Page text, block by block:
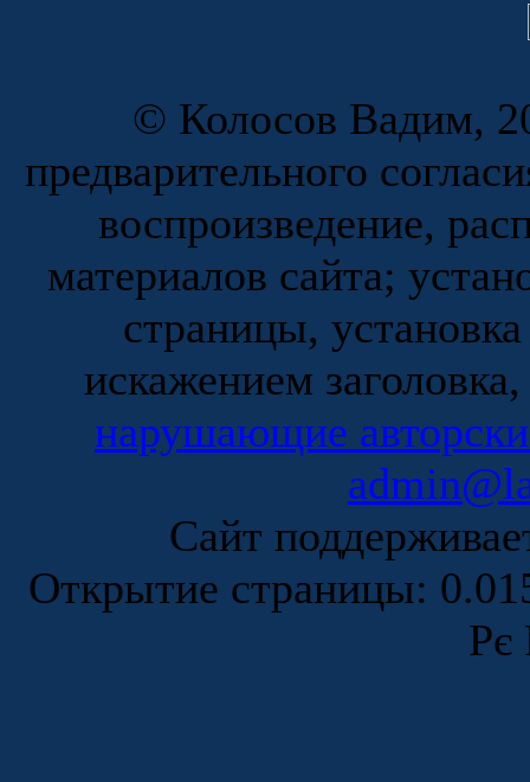
© Колосов Вадим,
предварительного
воспроизведение,
материалов сайта;
страницы,
искажением
нарушающие
Сайт
Открытие страницы:
Рє